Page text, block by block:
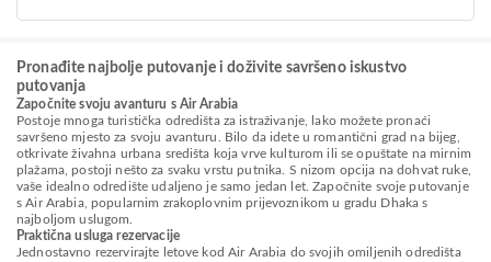
Pronađite najbolje putovanje i doživite savršeno iskustvo
putovanja
Započnite svoju avanturu s Air Arabia
Postoje mnoga turistička odredišta za istraživanje, lako možete pronaći
savršeno mjesto za svoju avanturu. Bilo da idete u romantični grad na bijeg,
otkrivate živahna urbana središta koja vrve kulturom ili se opuštate na mirnim
plažama, postoji nešto za svaku vrstu putnika. S nizom opcija na dohvat ruke,
vaše idealno odredište udaljeno je samo jedan let. Započnite svoje putovanje
s Air Arabia, popularnim zrakoplovnim prijevoznikom u gradu Dhaka s
najboljom uslugom.
Praktična usluga rezervacije
Jednostavno rezervirajte letove kod Air Arabia do svojih omiljenih odredišta